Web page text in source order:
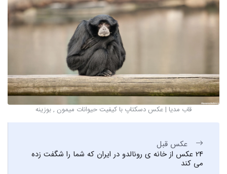
قاب مدیا | عکس دسکتاپ با کیفیت حیوانات میمون , بوزینه
عکس قبل
24 عکس از خانه ی رونالدو در ایران که شما را شگفت زده
می کند